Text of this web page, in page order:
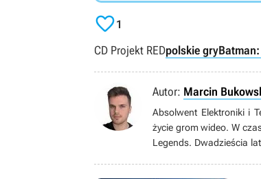
1
CD Projekt REDpolskie gry
Autor: Marcin
Absolwent Elektroniki i
życie grom wideo. W
Legends. Dwadzieścia